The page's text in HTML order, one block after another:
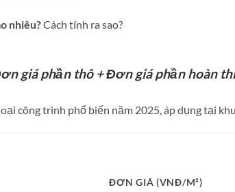
nhiêu?Cách tính ra sao?
giá phần thô + Đơn giá phần hoàn
công trình phổ biến năm 2025, áp dụng tại
ĐƠN GIÁ (VNĐ/M²)